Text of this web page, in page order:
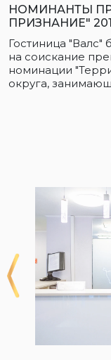
НОМИНАНТЫ
ПРИЗНАНИЕ"
Гостиница "Валс"
на соискание
номинации
округа,